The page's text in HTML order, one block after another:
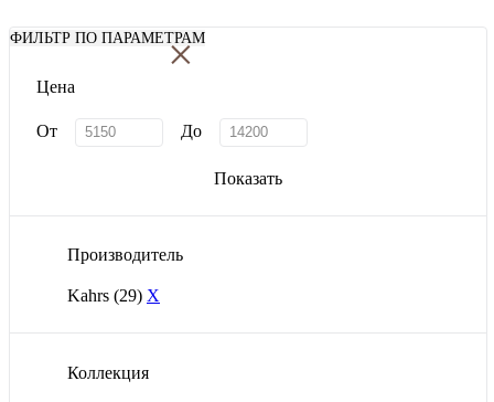
ФИЛЬТР ПО ПАРАМЕТРАМ
×
Цена
От До
Показать
Производитель
Kahrs (29) X
Коллекция